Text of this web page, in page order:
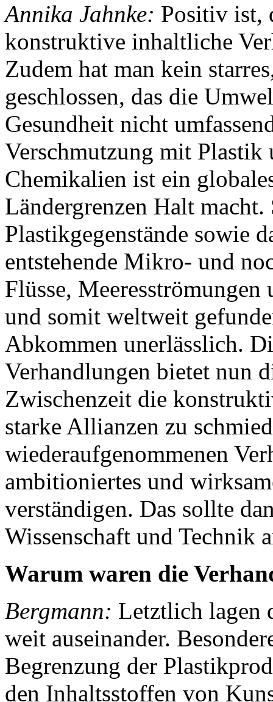
Annika Jahnke: Positiv ist,
konstruktive inhaltliche
Zudem hat man kein
geschlossen, das die
Gesundheit nicht
Verschmutzung mit Plastik
Chemikalien ist ein
Ländergrenzen Halt macht.
Plastikgegenstände sowie
entstehende Mikro- und
Flüsse,
und somit weltweit
Abkommen unerlässlich.
Verhandlungen bietet nun
Zwischenzeit die
starke Allianzen zu
wiederaufgenommenen
ambitioniertes und
verständigen. Das sollte
Wissenschaft und Technik
Warum waren die
Bergmann: Letztlich lagen
weit auseinander.
Begrenzung der
den Inhaltsstoffen von